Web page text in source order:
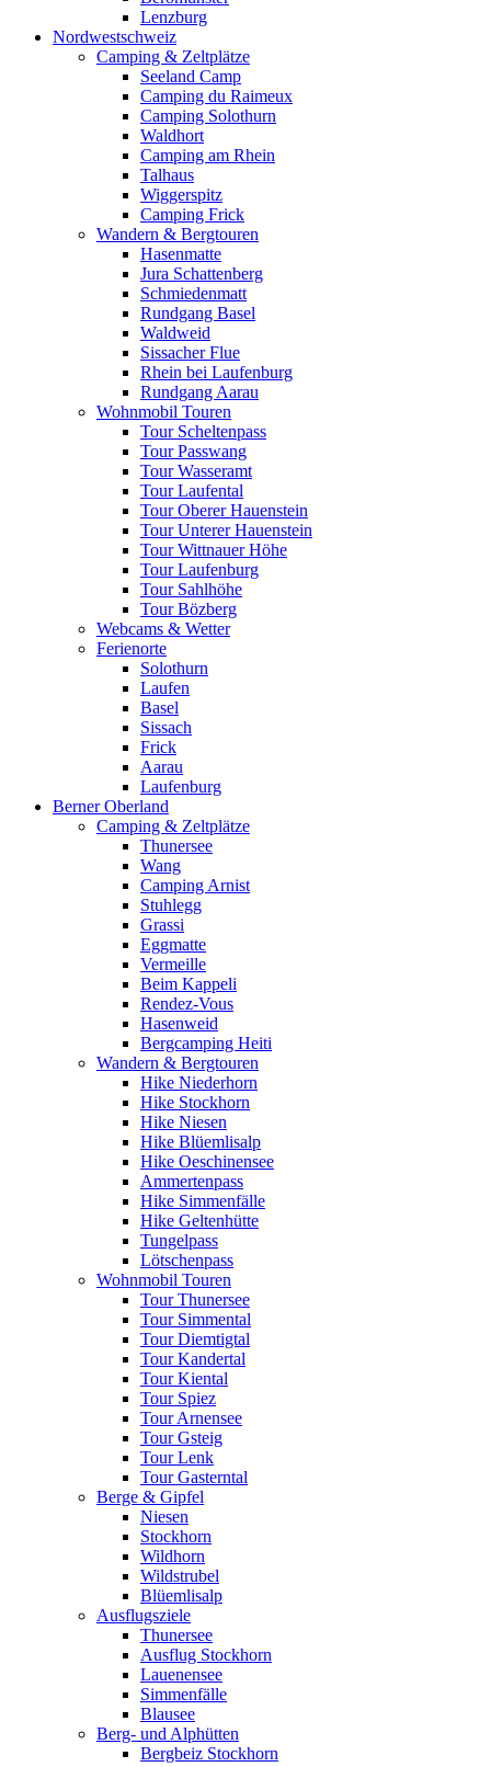
Lenzburg
Nordwestschweiz
Camping & Zeltplätze
Seeland Camp
Camping du Raimeux
Camping Solothurn
Waldhort
Camping am Rhein
Talhaus
Wiggerspitz
Camping Frick
Wandern & Bergtouren
Hasenmatte
Jura Schattenberg
Schmiedenmatt
Rundgang Basel
Waldweid
Sissacher Flue
Rhein bei Laufenburg
Rundgang Aarau
Wohnmobil Touren
Tour Scheltenpass
Tour Passwang
Tour Wasseramt
Tour Laufental
Tour Oberer Hauenstein
Tour Unterer Hauenstein
Tour Wittnauer Höhe
Tour Laufenburg
Tour Sahlhöhe
Tour Bözberg
Webcams & Wetter
Ferienorte
Solothurn
Laufen
Basel
Sissach
Frick
Aarau
Laufenburg
Berner Oberland
Camping & Zeltplätze
Thunersee
Wang
Camping Arnist
Stuhlegg
Grassi
Eggmatte
Vermeille
Beim Kappeli
Rendez-Vous
Hasenweid
Bergcamping Heiti
Wandern & Bergtouren
Hike Niederhorn
Hike Stockhorn
Hike Niesen
Hike Blüemlisalp
Hike Oeschinensee
Ammertenpass
Hike Simmenfälle
Hike Geltenhütte
Tungelpass
Lötschenpass
Wohnmobil Touren
Tour Thunersee
Tour Simmental
Tour Diemtigtal
Tour Kandertal
Tour Kiental
Tour Spiez
Tour Arnensee
Tour Gsteig
Tour Lenk
Tour Gasterntal
Berge & Gipfel
Niesen
Stockhorn
Wildhorn
Wildstrubel
Blüemlisalp
Ausflugsziele
Thunersee
Ausflug Stockhorn
Lauenensee
Simmenfälle
Blausee
Berg- und Alphütten
Bergbeiz Stockhorn